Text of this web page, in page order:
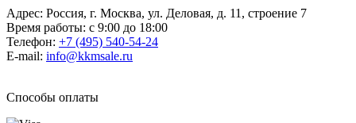
Адрес: Россия, г. Москва, ул. Деловая, д. 11, строение 7
Время работы: с 9:00 до 18:00
Телефон: +7 (495) 540-54-24
E-mail: info@kkmsale.ru
Способы оплаты